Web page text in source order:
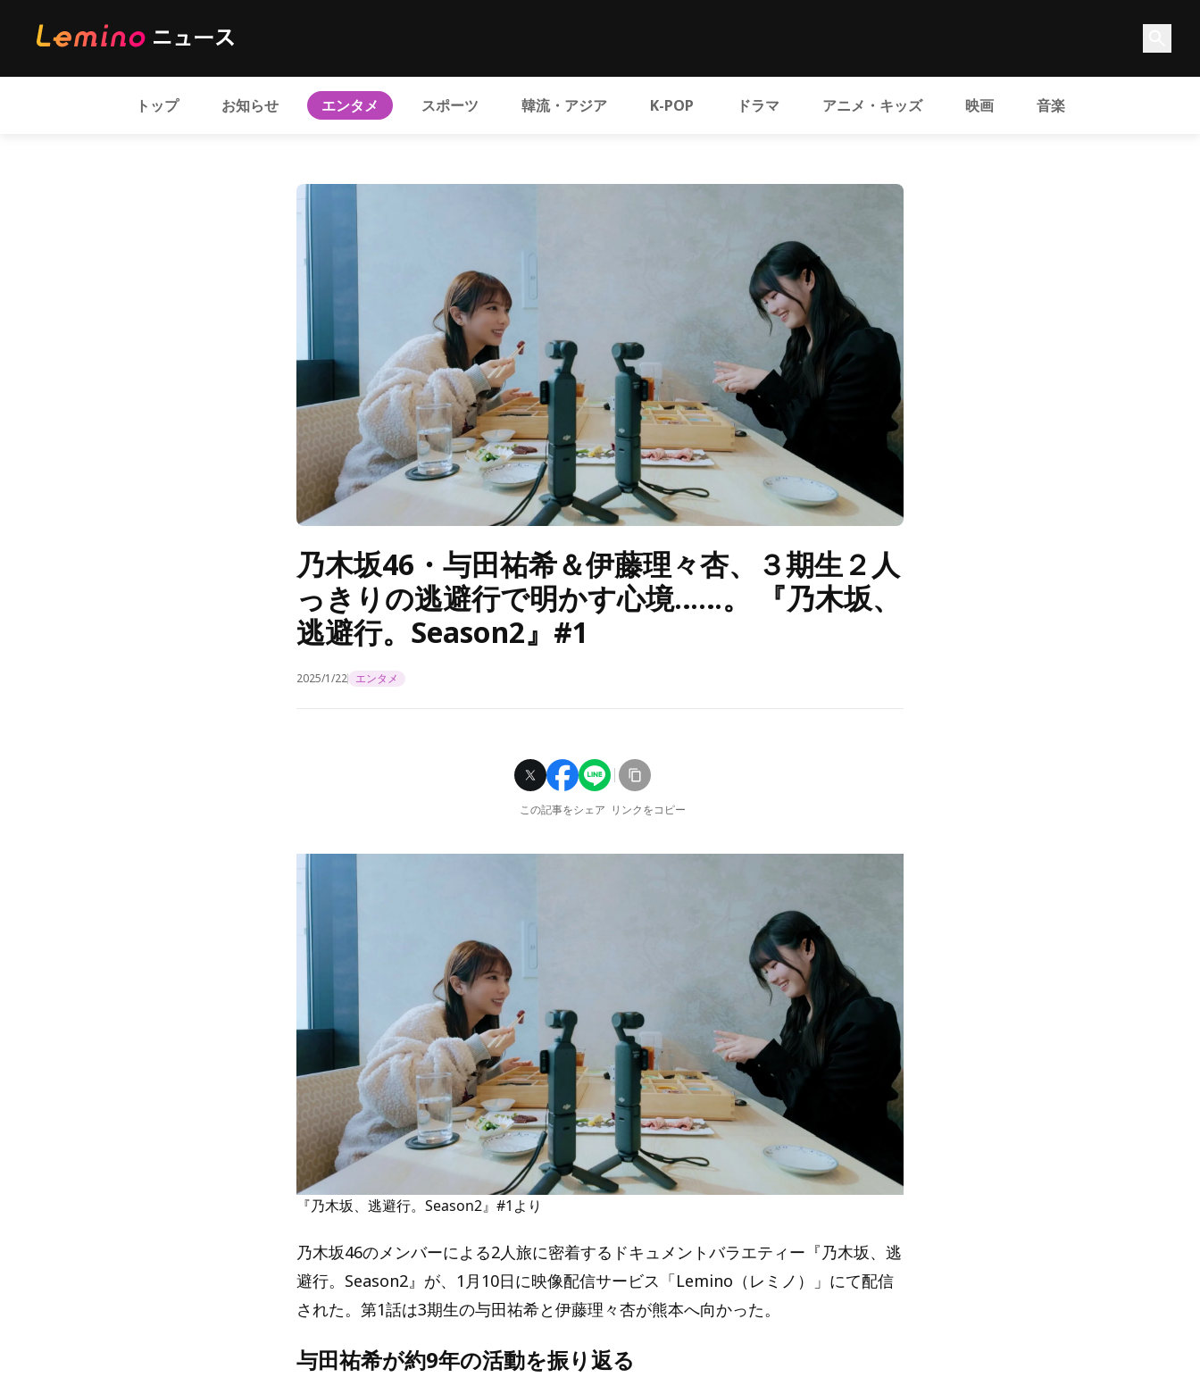
トップ お知らせ エンタメ スポーツ 韓流・アジア K-POP ドラマ アニメ・キッズ 映画 音楽
乃木坂46・与田祐希＆伊藤理々杏、３期生２人
っきりの逃避行で明かす心境……。 『乃木坂、
逃避行。Season2』#1
2025/1/22 エンタメ
この記事をシェア リンクをコピー
『乃木坂、逃避行。Season2』#1より
乃木坂46のメンバーによる2人旅に密着するドキュメントバラエティー『乃木坂、逃
避行。Season2』が、1月10日に映像配信サービス「Lemino（レミノ）」にて配信
された。第1話は3期生の与田祐希と伊藤理々杏が熊本へ向かった。
与田祐希が約9年の活動を振り返る